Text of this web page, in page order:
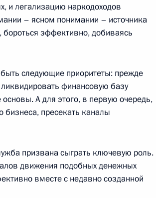
Йеменской
Аннаном
и легализацию наркодоходов
– ясном понимании – источника
эффективно, добиваясь
следующие приоритеты: прежде
финансовую базу
А для этого, в первую очередь,
бизнеса, пресекать каналы
призвана сыграть ключевую роль.
движения подобных денежных
вместе с недавно созданной